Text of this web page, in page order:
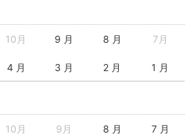
10月 9 月 8 月 7月
4 月 3 月 2 月 1 月
10月 9月 8 月 7 月